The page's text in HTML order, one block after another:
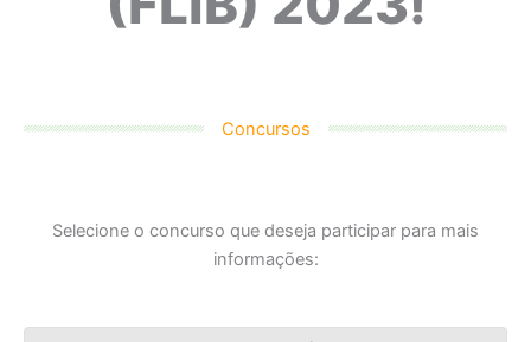
Concursos
Selecione o concurso que deseja participar para mais
informações: